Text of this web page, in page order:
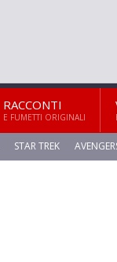
RACCONTI
E FUMETTI ORIGINALI
STAR TREK